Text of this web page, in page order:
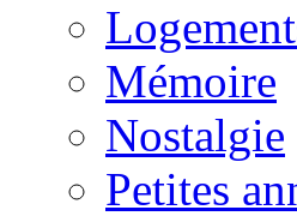
Mémoire
Nostalgie
Petites